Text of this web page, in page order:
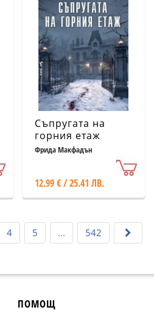
Съпругата на
горния етаж
Фрида Макфадън
12.99 € / 25.41 ЛВ.
4 5 ... 542
ПОМОЩ